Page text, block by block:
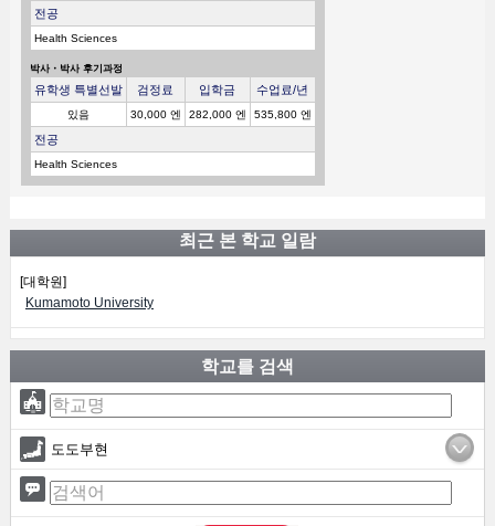
전공
Health Sciences
박사・박사 후기과정
유학생 특별선발 검정료 입학금 수업료/년
있음 30,000 엔 282,000 엔 535,800 엔
전공
Health Sciences
최근 본 학교 일람
[대학원]
Kumamoto University
학교를 검색
도도부현